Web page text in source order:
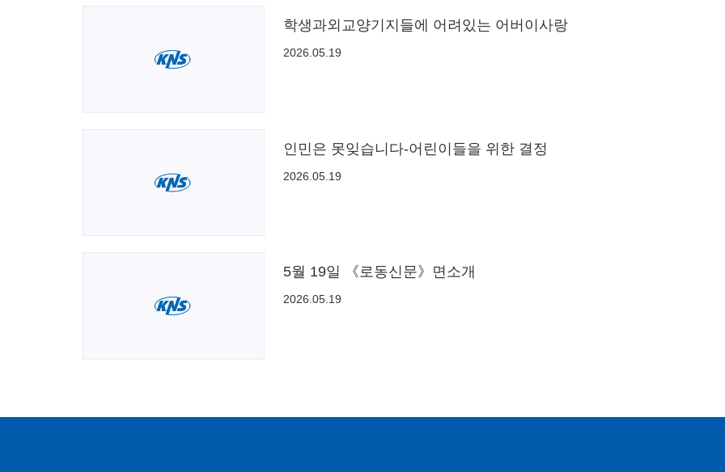
학생과외교양기지들에 어려있는 어버이사랑
2026.05.19
인민은 못잊습니다-어린이들을 위한 결정
2026.05.19
5월 19일 《로동신문》면소개
2026.05.19